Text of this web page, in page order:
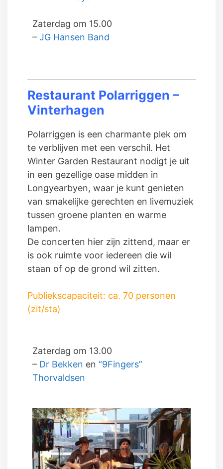
Zaterdag om 15.00
– JG Hansen Band
Restaurant Polarriggen –
Vinterhagen
Polarriggen is een charmante plek om
te verblijven met een verschil. Het
Winter Garden Restaurant nodigt je uit
in een gezellige oase midden in
Longyearbyen, waar je kunt genieten
van smakelijke gerechten en livemuziek
tussen groene planten en warme
lampen.
De concerten hier zijn zittend, maar er
is ook ruimte voor iedereen die wil
staan of op de grond wil zitten.
Publiekscapaciteit: ca. 70 personen
(zit/sta)
Zaterdag om 13.00
– Dr Bekken en “9Fingers”
Thorvaldsen